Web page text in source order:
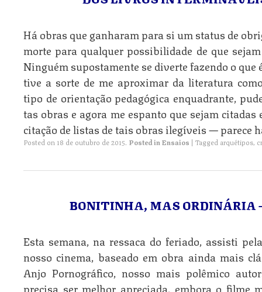
Há obras que ganharam para si um status de
morte para qualquer possibilidade de que
Ninguém supostamente se diverte fazendo o que
tive a sorte de me apro­ximar da literatura
tipo de ori­entação pedagógica enquadrante,
tas obras e agora me espanto que sejam
citação de listas de tais obras ilegíveis — parece
Posted on 18 de outubro de 2015. Posted inEnsaios | Tagged arquétipos,
BONITINHA, MAS ORDINÁRIA
Esta semana, na ressaca do feriado, assisti
nosso cinema, baseado em obra ainda mais
Anjo Pornográfico, nosso mais polêmico
precisa ser melhor apreciada, embora o filme